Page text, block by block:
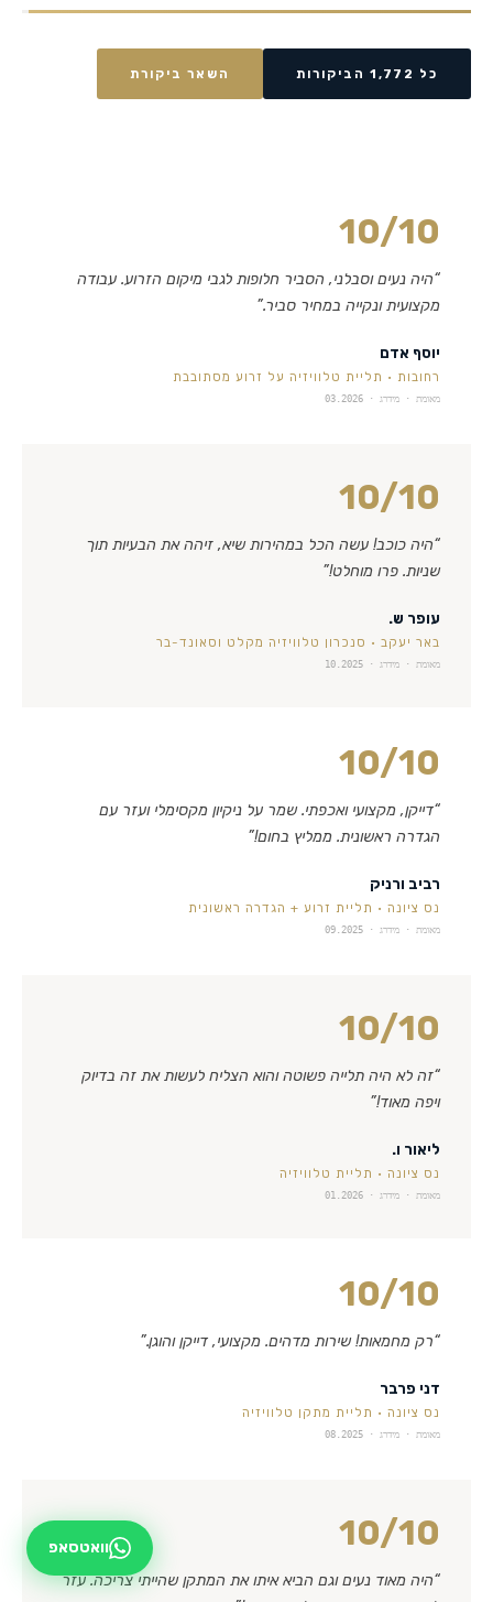
כל 1,772 הביקורות השאר ביקורת
10/10
“היה נעים וסבלני, הסביר חלופות לגבי מיקום הזרוע. עבודה
מקצועית ונקייה במחיר סביר.”
יוסף אדם
רחובות · תליית טלוויזיה על זרוע מסתובבת
מאומת · מידרג · 03.2026
10/10
“היה כוכב! עשה הכל במהירות שיא, זיהה את הבעיות תוך
שניות. פרו מוחלט!”
עופר ש.
באר יעקב · סנכרון טלוויזיה מקלט וסאונד-בר
מאומת · מידרג · 10.2025
10/10
“דייקן, מקצועי ואכפתי. שמר על ניקיון מקסימלי ועזר עם
הגדרה ראשונית. ממליץ בחום!”
רביב ורניק
נס ציונה · תליית זרוע + הגדרה ראשונית
מאומת · מידרג · 09.2025
10/10
“זה לא היה תלייה פשוטה והוא הצליח לעשות את זה בדיוק
ויפה מאוד!”
ליאור ו.
נס ציונה · תליית טלוויזיה
מאומת · מידרג · 01.2026
10/10
“רק מחמאות! שירות מדהים. מקצועי, דייקן והוגן.”
דני פרבר
נס ציונה · תליית מתקן טלוויזיה
מאומת · מידרג · 08.2025
10/10
“היה מאוד נעים וגם הביא איתו את המתקן שהייתי צריכה. עזר
וואטסאפ